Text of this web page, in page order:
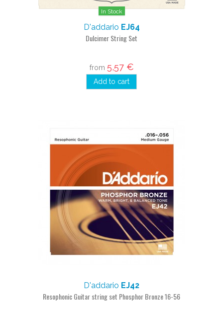
In Stock
D'addario EJ64
Dulcimer String Set
from 5,57 €
Add to cart
D'addario EJ42
Resophonic Guitar string set Phosphor Bronze 16-56